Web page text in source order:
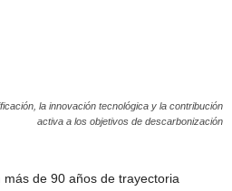
la innovación tecnológica y la contribución
activa a los objetivos de descarbonización
más de 90 años de trayectoria